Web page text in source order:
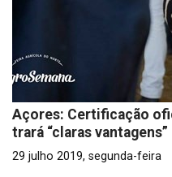
Açores: Certificação
trará “claras vantagens”
29 julho 2019, segunda-feira